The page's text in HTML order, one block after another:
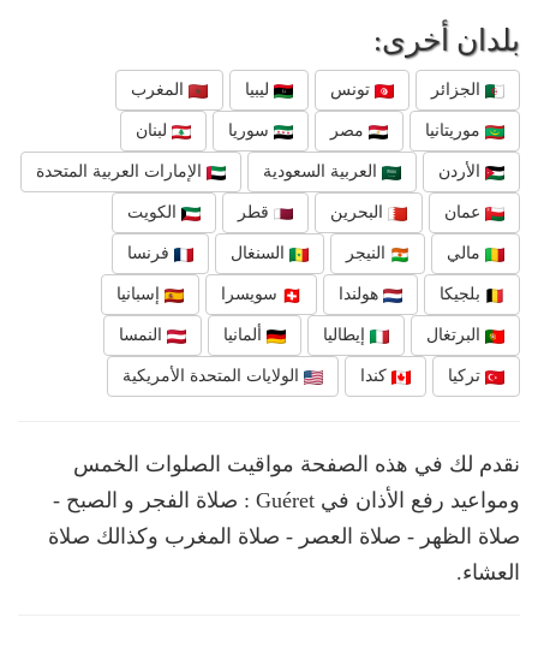
بلدان أخرى:
الجزائر تونس ليبيا المغرب
موريتانيا مصر سوريا لبنان
الأردن العربية السعودية الإمارات العربية المتحدة
عمان البحرين قطر الكويت
مالي النيجر السنغال فرنسا
بلجيكا هولندا سويسرا إسبانيا
البرتغال إيطاليا ألمانيا النمسا
تركيا كندا الولايات المتحدة الأمريكية
نقدم لك في هذه الصفحة مواقيت الصلوات الخمس
ومواعيد رفع الأذان في Guéret : صلاة الفجر و الصبح -
صلاة الظهر - صلاة العصر - صلاة المغرب وكذالك صلاة
العشاء.